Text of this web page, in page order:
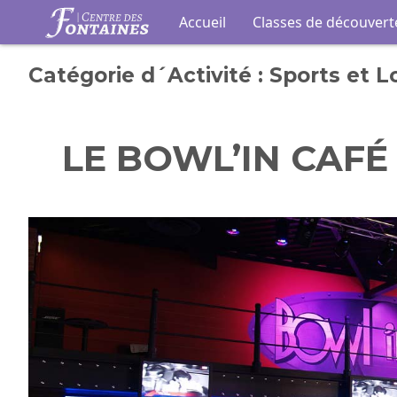
Accueil Classes de
Auberge de Jeunesse du
Catégorie d´Activité : Sports et
LE BOWL’IN CAFÉ